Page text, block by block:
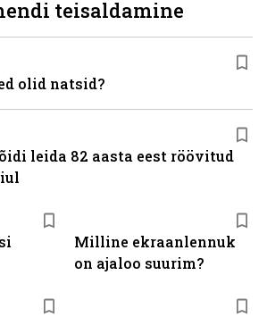
Milline ekraanlennuk
on ajaloo suurim?
teisaldamine
olid natsid?
leida 82 aasta eest röövitud